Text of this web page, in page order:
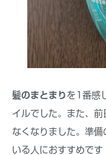
髪のまとまり を1番感
イルでした。また、
なくなりました。準
いる人におすすめです